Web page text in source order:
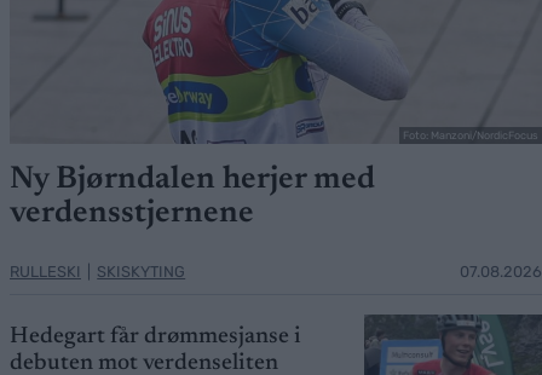
Foto: Manzoni/NordicFocus
Ny Bjørndalen herjer med
verdensstjernene
RULLESKI SKISKYTING 07.08.2026
Hedegart får drømmesjanse i
debuten mot verdenseliten